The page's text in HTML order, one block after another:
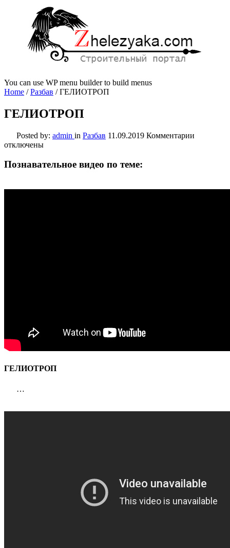
You can use WP menu builder to build menus
Home /Разбав /ГЕЛИОТРОП
ГЕЛИОТРОП
Posted by: admin in Разбав 11.09.2019 Комментарии
отключены
Познавательное видео по теме:
ГЕЛИОТРОП
…